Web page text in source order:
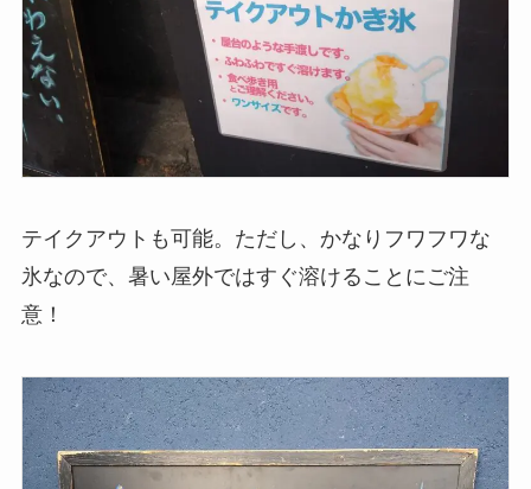
テイクアウトも可能。ただし、かなりフワフワな
氷なので、暑い屋外ではすぐ溶けることにご注
意！